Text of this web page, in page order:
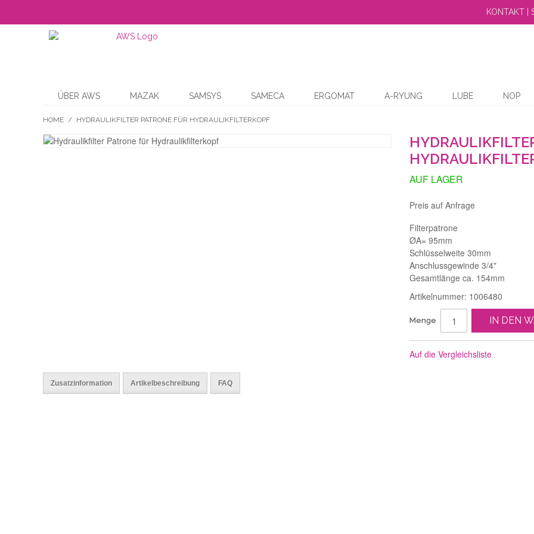
KONTAKT |
ÜBER AWS MAZAK SAMSYS SAMECA ERGOMAT A-RYUNG LUBE NOP
HOME / HYDRAULIKFILTER PATRONE FÜR HYDRAULIKFILTERKOPF
AUF LAGER
Preis auf Anfrage
Filterpatrone
ØA= 95mm
Schlüsselweite 30mm
Anschlussgewinde 3/4"
Gesamtlänge ca. 154mm
Artikelnummer: 1006480
Menge IN DEN
Auf die Vergleichsliste
Zusatzinformation Artikelbeschreibung FAQ